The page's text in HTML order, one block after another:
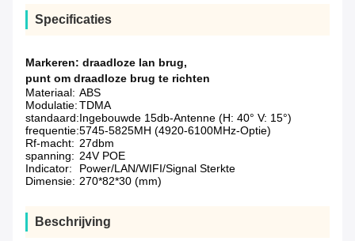
Specificaties
Markeren: draadloze lan brug,
punt om draadloze brug te richten
Materiaal: ABS
Modulatie:TDMA
standaard:Ingebouwde 15db-Antenne (H: 40° V: 15°)
frequentie:5745-5825MH (4920-6100MHz-Optie)
Rf-macht: 27dbm
spanning: 24V POE
Indicator:
Power/LAN/WIFI/Signal Sterkte
Dimensie: 270*82*30 (mm)
Beschrijving